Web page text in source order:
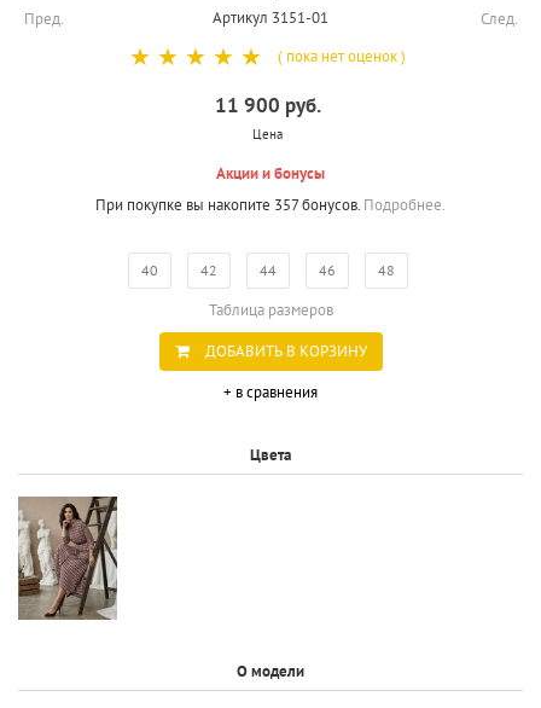
Пред. Артикул 3151-01 След.
☆
☆
☆
☆
☆ ( пока нет оценок )
11 900 руб.
Цена
Акции и бонусы
При покупке вы накопите 357 бонусов. Подробнее.
40 42 44 46 48
Таблица размеров
ДОБАВИТЬ В КОРЗИНУ
+ в сравнения
Цвета
О модели